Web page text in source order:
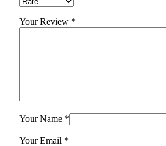
Your Review *
Your Name *
Your Email *